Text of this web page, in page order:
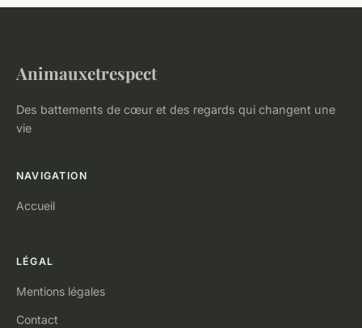
Animauxetrespect
Des battements de cœur et des regards qui changent une
vie
NAVIGATION
Accueil
LÉGAL
Mentions légales
Contact